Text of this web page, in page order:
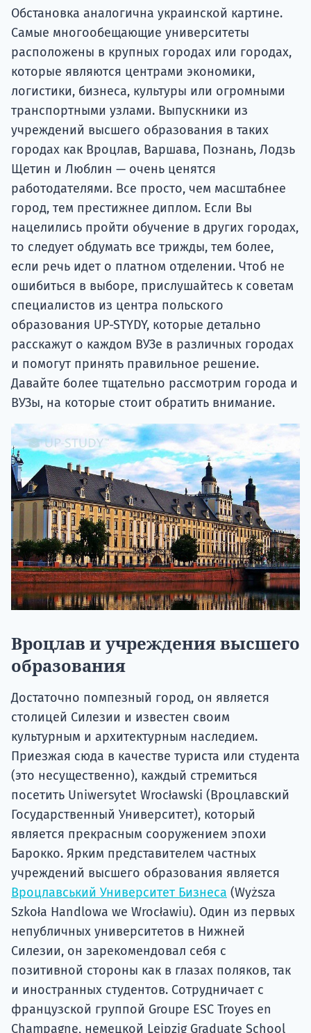
Обстановка аналогична украинской картине.
Самые многообещающие университеты
расположены в крупных городах или городах,
которые являются центрами экономики,
логистики, бизнеса, культуры или огромными
транспортными узлами. Выпускники из
учреждений высшего образования в таких
городах как Вроцлав, Варшава, Познань, Лодзь
Щетин и Люблин — очень ценятся
работодателями. Все просто, чем масштабнее
город, тем престижнее диплом. Если Вы
нацелились пройти обучение в других городах,
то следует обдумать все трижды, тем более,
если речь идет о платном отделении. Чтоб не
ошибиться в выборе, прислушайтесь к советам
специалистов из центра польского
образования UP-STYDY, которые детально
расскажут о каждом ВУЗе в различных городах
и помогут принять правильное решение.
Давайте более тщательно рассмотрим города и
ВУЗы, на которые стоит обратить внимание.
Вроцлав и учреждения высшего
образования
Достаточно помпезный город, он является
столицей Силезии и известен своим
культурным и архитектурным наследием.
Приезжая сюда в качестве туриста или студента
(это несущественно), каждый стремиться
посетить Uniwersytet Wrocławski (Вроцлавский
Государственный Университет), который
является прекрасным сооружением эпохи
Барокко. Ярким представителем частных
учреждений высшего образования является
Вроцлавський Университет Бизнеса (Wyższa
Szkoła Handlowa we Wrocławiu). Один из первых
непубличных университетов в Нижней
Силезии, он зарекомендовал себя с
позитивной стороны как в глазах поляков, так
и иностранных студентов. Сотрудничает с
французской группой Groupe ESC Troyes en
Champagne, немецкой Leipzig Graduate School